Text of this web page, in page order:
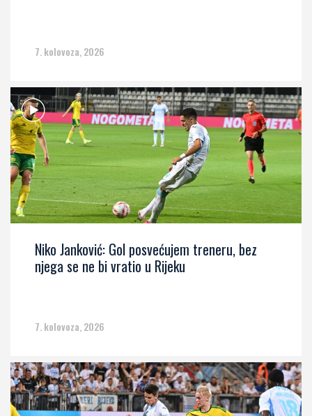
7. kolovoza, 2026
Niko Janković: Gol posvećujem treneru, bez
njega se ne bi vratio u Rijeku
7. kolovoza, 2026